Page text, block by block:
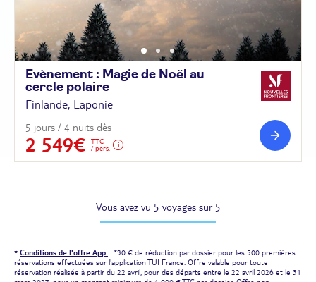
Evènement : Magie de Noël au
cercle polaire
Finlande, Laponie
5 jours / 4 nuits dès
2 549€
TTC
/ pers.
Vous avez vu 5 voyages sur 5
* Conditions de l'offre App : *30 € de réduction par dossier pour les 500 premières
réservations effectuées sur l'application TUI France. Offre valable pour toute
réservation réalisée à partir du 22 avril, pour des départs entre le 22 avril 2026 et le 31